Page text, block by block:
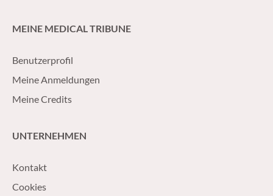
MEINE MEDICAL TRIBUNE
Benutzerprofil
Meine Anmeldungen
Meine Credits
UNTERNEHMEN
Kontakt
Cookies